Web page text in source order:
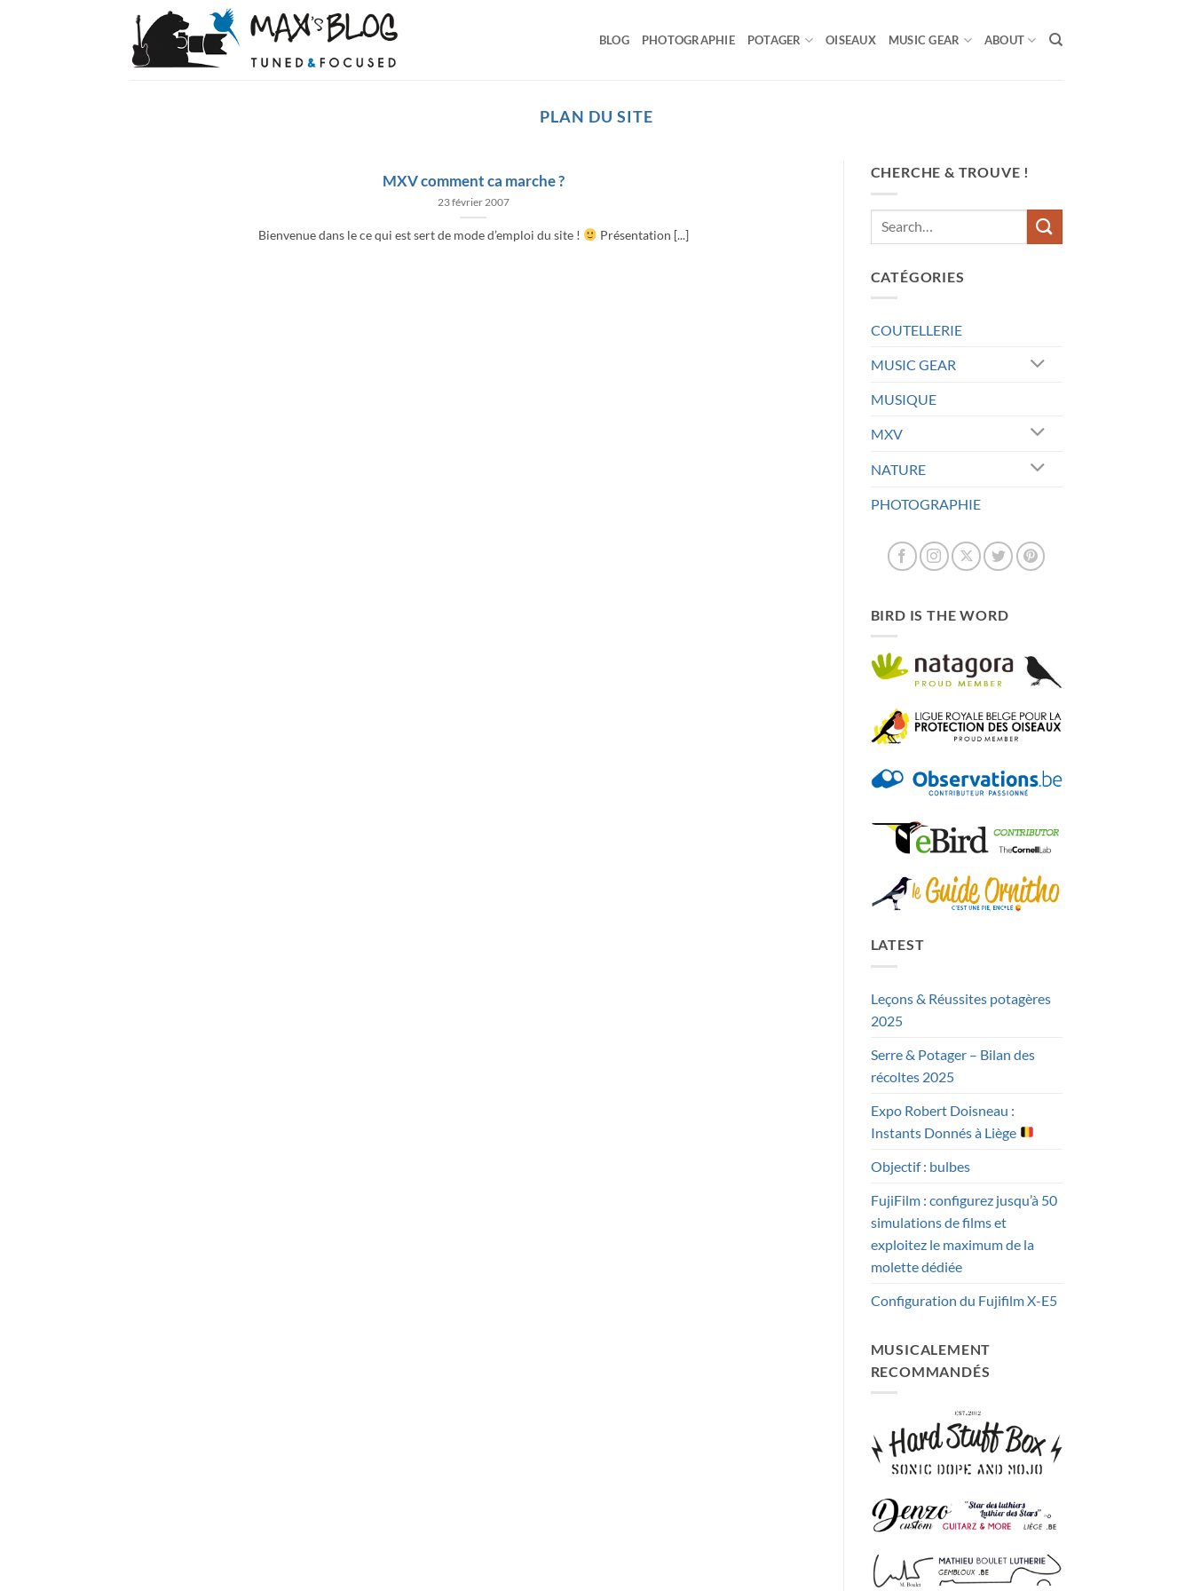
BLOG PHOTOGRAPHIE POTAGER OISEAUX MUSIC GEAR ABOUT
PLAN DU SITE
MXV comment ca marche ?
23 février 2007
Bienvenue dans le ce qui est sert de mode d’emploi du site ! Présentation [...]
CHERCHE & TROUVE !
CATÉGORIES
COUTELLERIE
MUSIC GEAR
MUSIQUE
MXV
NATURE
PHOTOGRAPHIE
BIRD IS THE WORD
LATEST
Leçons & Réussites potagères
2025
Serre & Potager – Bilan des
récoltes 2025
Expo Robert Doisneau :
Instants Donnés à Liège
Objectif : bulbes
FujiFilm : configurez jusqu’à 50
simulations de films et
exploitez le maximum de la
molette dédiée
Configuration du Fujifilm X-E5
MUSICALEMENT
RECOMMANDÉS